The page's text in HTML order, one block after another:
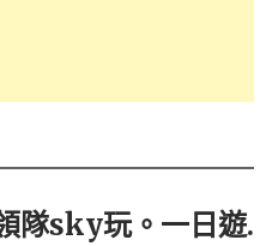
隊sky玩。一日遊.